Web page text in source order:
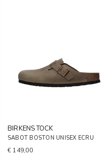
BIRKENSTOCK
SABOT BOSTON UNISEX ECRU
€ 149,00